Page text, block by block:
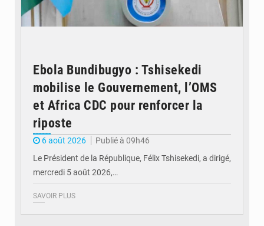
Ebola Bundibugyo : Tshisekedi
mobilise le Gouvernement, l’OMS
et Africa CDC pour renforcer la
riposte
6 août 2026
Publié à 09h46
Le Président de la République, Félix Tshisekedi, a dirigé,
mercredi 5 août 2026,…
SAVOIR PLUS